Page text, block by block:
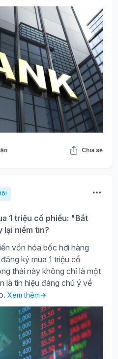
Chia sẻ
1 triệu cổ phiếu: "Bắt
lại niềm tin?
vốn hóa bốc hơi hàng
ký mua 1 triệu cổ
thái này không chỉ là một
là tín hiệu đáng chú ý về
Xem thêm